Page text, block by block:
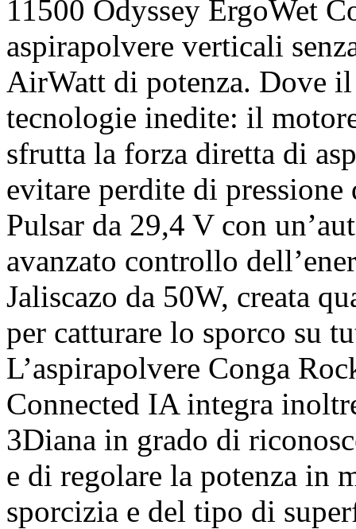
11500 Odyssey ErgoWet
aspirapolvere verticali
AirWatt di potenza. Dove
tecnologie inedite: il
sfrutta la forza diretta di
evitare perdite di
Pulsar da 29,4 V con
avanzato controllo
Jaliscazo da 50W, creata
per catturare lo sporco su
L’aspirapolvere Conga
Connected IA integra
3Diana in grado di
e di regolare la potenza in
sporcizia e del tipo di